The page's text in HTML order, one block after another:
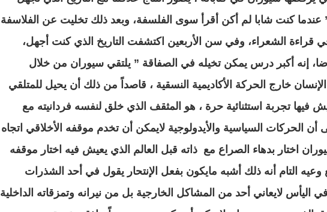
عندما كنت شابا لم أكن أقرأ سوى الفلسفة، وبعد ذلك تخليت عن الفلاسفة
الشعراء، وفي سن الأربعين اكتشفت التاريخ الذي كنت أجهل،
إنه أكبر درس يمكن تخيله في الصفاقة ” يلتقي سيوران من خلال
الإنسان خارج الحركة الأكاديمية النسقية ، قاصداً من ذلك أن يحيل للمتلقي
فيها تجربة استثنائية حرة ، هو المثقف الذي خلق لنفسه فردانيته مع
أن الحركات السياسية والأيدولوجية لايمكن أن تخدم موقفه الأخلاقي اتجاه
اختار بدهاء الصراع مع ذاته قبل العالم الذي يعيش فيه اختار موقفه
التام أنه ذلك أشبه مايكون بفعل الإنتحار يقول في أحد الشذرات
اليأس لايعاني أحد من المشاكل الخارجية بل من نيرانه وتمزقاته الداخلية